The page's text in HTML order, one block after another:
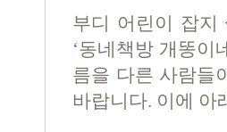
부디 어린이 잡지
‘동네책방 개똥이
름을 다른 사람들
바랍니다. 이에 아